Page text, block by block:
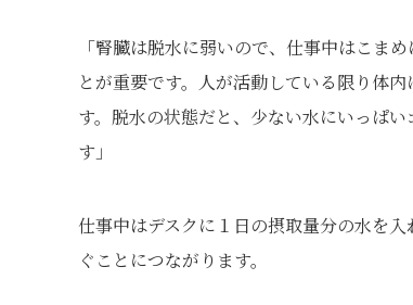
「腎臓は脱水に弱いので、仕事中はこま
とが重要です。人が活動している限り体
す。脱水の状態だと、少ない水にいっぱ
す」
仕事中はデスクに１日の摂取量分の水を
ぐことにつながります。